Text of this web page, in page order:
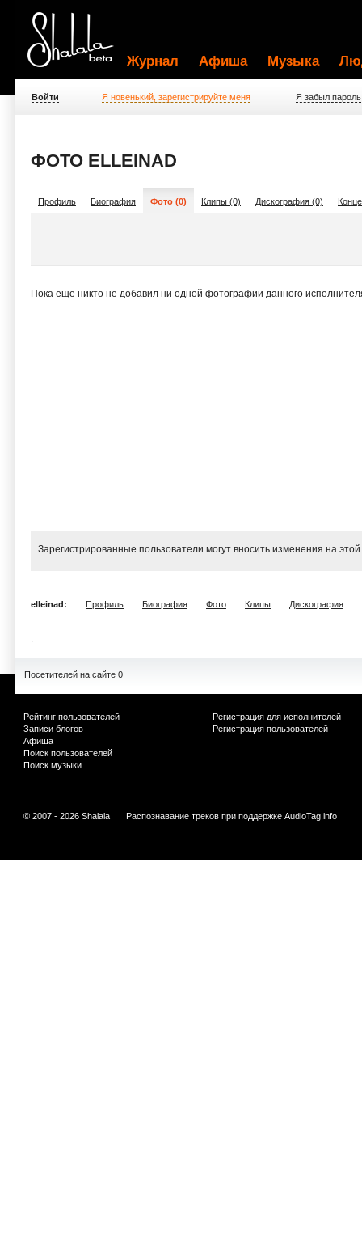
Журнал Афиша Музыка
Войти Я новенький, зарегистрируйте меня Я забыл пароль
ФОТО ELLEINAD
Профиль Биография Фото (0) Клипы (0) Дискография (0)
Пока еще никто не добавил ни одной фотографии данного
Зарегистрированные пользователи могут вносить изменения на
elleinad: Профиль Биография Фото Клипы Дискография
Посетителей на сайте 0
Рейтинг пользователей
Записи блогов
Афиша
Поиск пользователей
Поиск музыки
Регистрация для исполнителей
Регистрация пользователей
© 2007 - 2026 Shalala Распознавание треков при поддержке AudioTag.info